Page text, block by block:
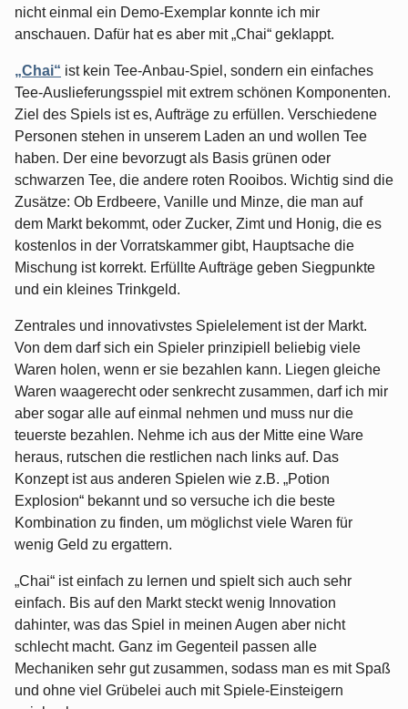
nicht einmal ein Demo-Exemplar konnte ich mir
anschauen. Dafür hat es aber mit „Chai“ geklappt.
„Chai“ ist kein Tee-Anbau-Spiel, sondern ein einfaches
Tee-Auslieferungsspiel mit extrem schönen Komponenten.
Ziel des Spiels ist es, Aufträge zu erfüllen. Verschiedene
Personen stehen in unserem Laden an und wollen Tee
haben. Der eine bevorzugt als Basis grünen oder
schwarzen Tee, die andere roten Rooibos. Wichtig sind die
Zusätze: Ob Erdbeere, Vanille und Minze, die man auf
dem Markt bekommt, oder Zucker, Zimt und Honig, die es
kostenlos in der Vorratskammer gibt, Hauptsache die
Mischung ist korrekt. Erfüllte Aufträge geben Siegpunkte
und ein kleines Trinkgeld.
Zentrales und innovativstes Spielelement ist der Markt.
Von dem darf sich ein Spieler prinzipiell beliebig viele
Waren holen, wenn er sie bezahlen kann. Liegen gleiche
Waren waagerecht oder senkrecht zusammen, darf ich mir
aber sogar alle auf einmal nehmen und muss nur die
teuerste bezahlen. Nehme ich aus der Mitte eine Ware
heraus, rutschen die restlichen nach links auf. Das
Konzept ist aus anderen Spielen wie z.B. „Potion
Explosion“ bekannt und so versuche ich die beste
Kombination zu finden, um möglichst viele Waren für
wenig Geld zu ergattern.
„Chai“ ist einfach zu lernen und spielt sich auch sehr
einfach. Bis auf den Markt steckt wenig Innovation
dahinter, was das Spiel in meinen Augen aber nicht
schlecht macht. Ganz im Gegenteil passen alle
Mechaniken sehr gut zusammen, sodass man es mit Spaß
und ohne viel Grübelei auch mit Spiele-Einsteigern